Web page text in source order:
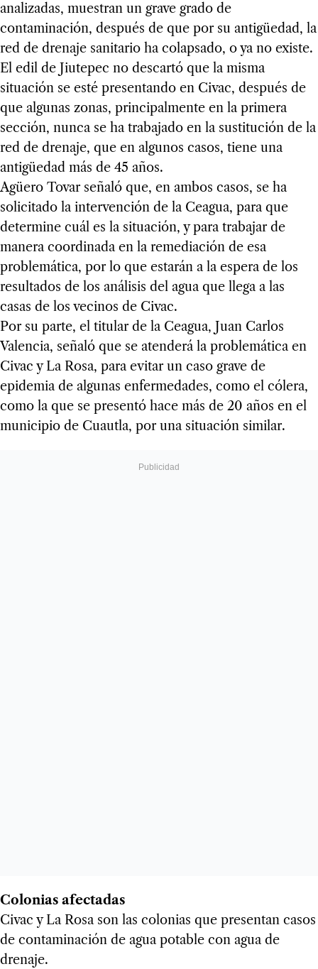
analizadas, muestran un grave grado de
contaminación, después de que por su antigüedad, la
red de drenaje sanitario ha colapsado, o ya no existe.
El edil de Jiutepec no descartó que la misma
situación se esté presentando en Civac, después de
que algunas zonas, principalmente en la primera
sección, nunca se ha trabajado en la sustitución de la
red de drenaje, que en algunos casos, tiene una
antigüedad más de 45 años.
Agüero Tovar señaló que, en ambos casos, se ha
solicitado la intervención de la Ceagua, para que
determine cuál es la situación, y para trabajar de
manera coordinada en la remediación de esa
problemática, por lo que estarán a la espera de los
resultados de los análisis del agua que llega a las
casas de los vecinos de Civac.
Por su parte, el titular de la Ceagua, Juan Carlos
Valencia, señaló que se atenderá la problemática en
Civac y La Rosa, para evitar un caso grave de
epidemia de algunas enfermedades, como el cólera,
como la que se presentó hace más de 20 años en el
municipio de Cuautla, por una situación similar.
Colonias afectadas
Civac y La Rosa son las colonias que presentan casos
de contaminación de agua potable con agua de
drenaje.